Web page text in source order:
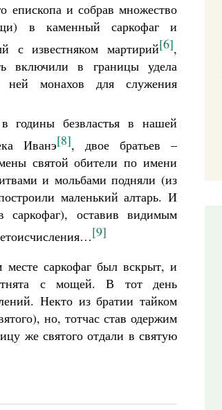
епископа и собрав множество
в каменный саркофаг и
с известняком мартирий[6],
включили в границы удела
монахов для служения
годины безвластья в нашей
Иванэ[8], двое братьев –
святой обители по имени
и мольбами подняли (из
маленький алтарь. И
оставив видимым
[9]
месте саркофаг был вскрыт, и
с мощей. В тот день
Некто из братии тайком
но, тотчас став одержим
же святого отдали в святую